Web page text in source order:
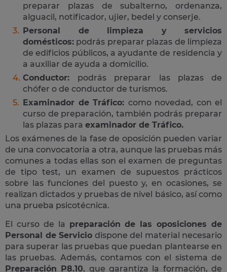
preparar plazas de subalterno, ordenanza,
alguacil, notificador, ujier, bedel y conserje.
Personal de limpieza y servicios
domésticos: podrás preparar plazas de limpieza
de edificios públicos, a ayudante de residencia y
a auxiliar de ayuda a domicilio.
Conductor: podrás preparar las plazas de
chófer o de conductor de turismos.
Examinador de Tráfico: como novedad, con el
curso de preparación, también podrás preparar
las plazas para examinador de Tráfico.
Los exámenes de la fase de oposición pueden variar
de una convocatoria a otra, aunque las pruebas más
comunes a todas ellas son el examen de preguntas
de tipo test, un examen de supuestos prácticos
sobre las funciones del puesto y, en ocasiones, se
realizan dictados y pruebas de nivel básico, así como
una prueba psicotécnica.
El curso de la preparación de las oposiciones de
Personal de Servicio dispone del material necesario
para superar las pruebas que puedan plantearse en
las pruebas. Además, contamos con el sistema de
Preparación P8.10, que garantiza la formación, de